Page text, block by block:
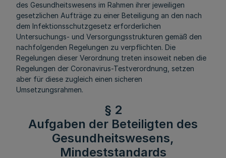
des Gesundheitswesens im Rahmen ihrer jeweiligen
gesetzlichen Aufträge zu einer Beteiligung an den nach
dem Infektionsschutzgesetz erforderlichen
Untersuchungs- und Versorgungsstrukturen gemäß den
nachfolgenden Regelungen zu verpflichten. Die
Regelungen dieser Verordnung treten insoweit neben die
Regelungen der Coronavirus-Testverordnung, setzen
aber für diese zugleich einen sicheren
Umsetzungsrahmen.
§ 2
Aufgaben der Beteiligten des
Gesundheitswesens,
Mindeststandards